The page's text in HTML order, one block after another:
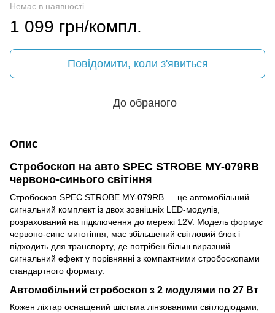
Немає в наявності
1 099 грн/компл.
Повідомити, коли з'явиться
До обраного
Опис
Стробоскоп на авто SPEC STROBE MY-079RB
червоно-синього світіння
Стробоскоп SPEC STROBE MY-079RB — це автомобільний
сигнальний комплект із двох зовнішніх LED-модулів,
розрахований на підключення до мережі 12V. Модель формує
червоно-синє миготіння, має збільшений світловий блок і
підходить для транспорту, де потрібен більш виразний
сигнальний ефект у порівнянні з компактними стробоскопами
стандартного формату.
Автомобільний стробоскоп з 2 модулями по 27 Вт
Кожен ліхтар оснащений шістьма лінзованими світлодіодами,